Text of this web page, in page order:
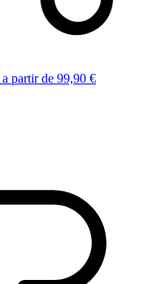
a partir de 99,90 €